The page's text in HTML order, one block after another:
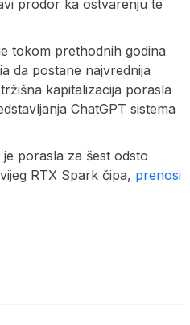
prodor ka ostvarenju te
tokom prethodnih godina
da postane najvrednija
kapitalizacija porasla
ChatGPT sistema
porasla za šest odsto
RTX Spark čipa, prenosi